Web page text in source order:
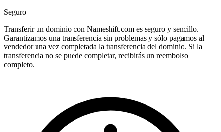
Seguro
Transferir un dominio con Nameshift.com es seguro y sencillo.
Garantizamos una transferencia sin problemas y sólo pagamos al
vendedor una vez completada la transferencia del dominio. Si la
transferencia no se puede completar, recibirás un reembolso
completo.